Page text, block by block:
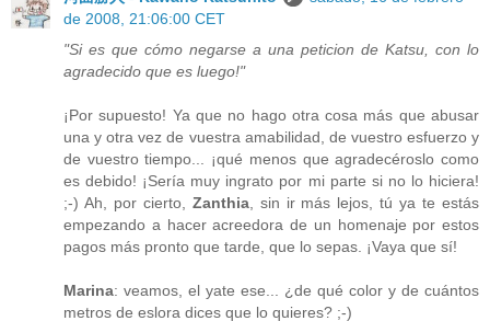
de 2008, 21:06:00 CET
"Si es que cómo negarse a una peticion de Katsu, con lo
agradecido que es luego!"
¡Por supuesto! Ya que no hago otra cosa más que abusar
una y otra vez de vuestra amabilidad, de vuestro esfuerzo y
de vuestro tiempo... ¡qué menos que agradecéroslo como
es debido! ¡Sería muy ingrato por mi parte si no lo hiciera!
;-) Ah, por cierto, Zanthia, sin ir más lejos, tú ya te estás
empezando a hacer acreedora de un homenaje por estos
pagos más pronto que tarde, que lo sepas. ¡Vaya que sí!
Marina: veamos, el yate ese... ¿de qué color y de cuántos
metros de eslora dices que lo quieres? ;-)